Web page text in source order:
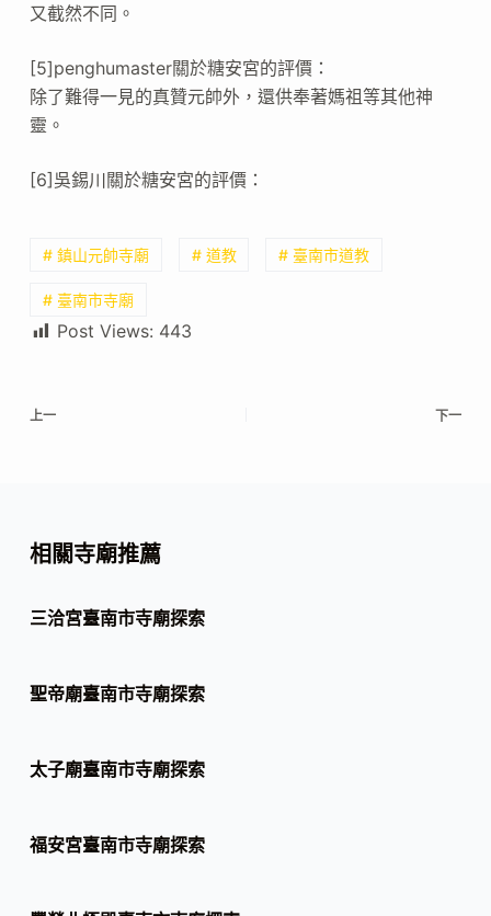
又截然不同。
[5]penghumaster關於糖安宮的評價：
除了難得一見的真贊元帥外，還供奉著媽祖等其他神
靈。
[6]吳錫川關於糖安宮的評價：
# 鎮山元帥寺廟 # 道教 # 臺南市道教
# 臺南市寺廟
Post Views: 443
上一 下一
相關寺廟推薦
三洽宮臺南市寺廟探索
聖帝廟臺南市寺廟探索
太子廟臺南市寺廟探索
福安宮臺南市寺廟探索